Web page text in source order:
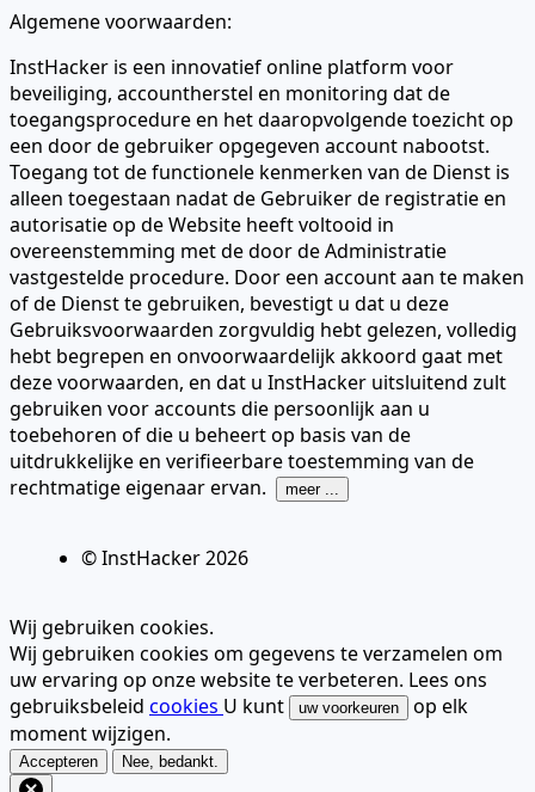
Algemene voorwaarden:
InstHacker is een innovatief online platform voor
beveiliging, accountherstel en monitoring dat de
toegangsprocedure en het daaropvolgende toezicht op
een door de gebruiker opgegeven account nabootst.
Toegang tot de functionele kenmerken van de Dienst is
alleen toegestaan nadat de Gebruiker de registratie en
autorisatie op de Website heeft voltooid in
overeenstemming met de door de Administratie
vastgestelde procedure. Door een account aan te maken
of de Dienst te gebruiken, bevestigt u dat u deze
Gebruiksvoorwaarden zorgvuldig hebt gelezen, volledig
hebt begrepen en onvoorwaardelijk akkoord gaat met
deze voorwaarden, en dat u InstHacker uitsluitend zult
gebruiken voor accounts die persoonlijk aan u
toebehoren of die u beheert op basis van de
uitdrukkelijke en verifieerbare toestemming van de
rechtmatige eigenaar ervan.
meer ...
© InstHacker2026
Wij gebruiken cookies.
Wij gebruiken cookies om gegevens te verzamelen om
uw ervaring op onze website te verbeteren. Lees ons
gebruiksbeleid cookies U kunt uw voorkeuren
op elk
moment wijzigen.
Accepteren Nee, bedankt.